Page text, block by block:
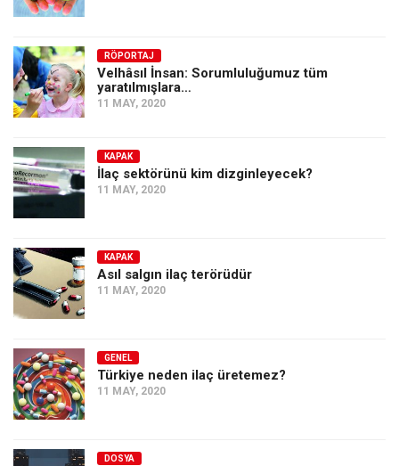
RÖPORTAJ
Velhâsıl İnsan: Sorumluluğumuz tüm
yaratılmışlara…
11 MAY, 2020
KAPAK
İlaç sektörünü kim dizginleyecek?
11 MAY, 2020
KAPAK
Asıl salgın ilaç terörüdür
11 MAY, 2020
GENEL
Türkiye neden ilaç üretemez?
11 MAY, 2020
DOSYA